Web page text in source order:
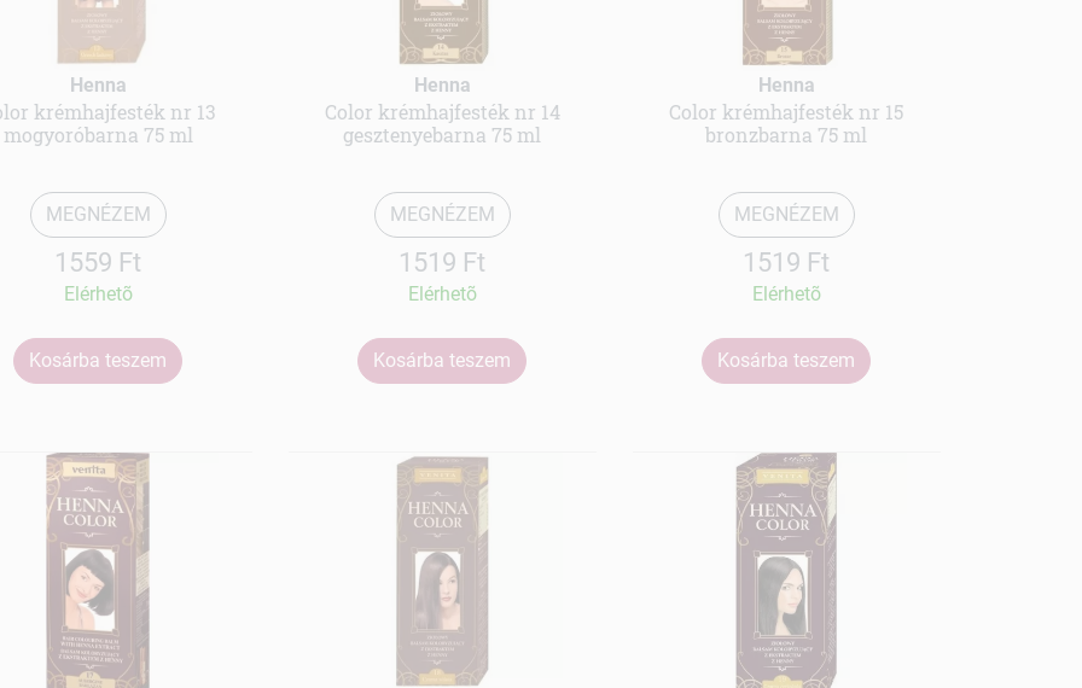
Henna
krémhajfesték nr 13
mogyoróbarna 75 ml
MEGNÉZEM
1559 Ft
Elérhetõ
Kosárba teszem
Henna
Color krémhajfesték nr 14
gesztenyebarna 75 ml
MEGNÉZEM
1519 Ft
Elérhetõ
Kosárba teszem
Henna
Color krémhajfesték nr 15
bronzbarna 75 ml
MEGNÉZEM
1519 Ft
Elérhetõ
Kosárba teszem